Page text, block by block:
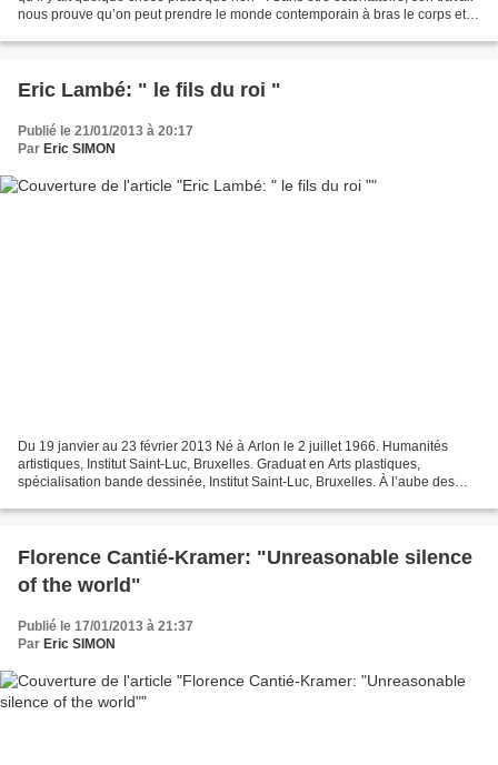
nous prouve qu’on peut prendre le monde contemporain à bras le corps et
Eric Lambé: " le fils du roi "
Publié le 21/01/2013 à 20:17
Par Eric SIMON
Du 19 janvier au 23 février 2013 Né à Arlon le 2 juillet 1966. Humanités
artistiques, Institut Saint-Luc, Bruxelles. Graduat en Arts plastiques,
spécialisation bande dessinée, Institut Saint-Luc, Bruxelles. À l’aube des
Florence Cantié-Kramer: "Unreasonable silence
of the world"
Publié le 17/01/2013 à 21:37
Par Eric SIMON